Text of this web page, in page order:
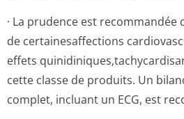
· La prudence est
de certainesaffections
effets
cette classe de produits. Un
complet, incluant un ECG, est